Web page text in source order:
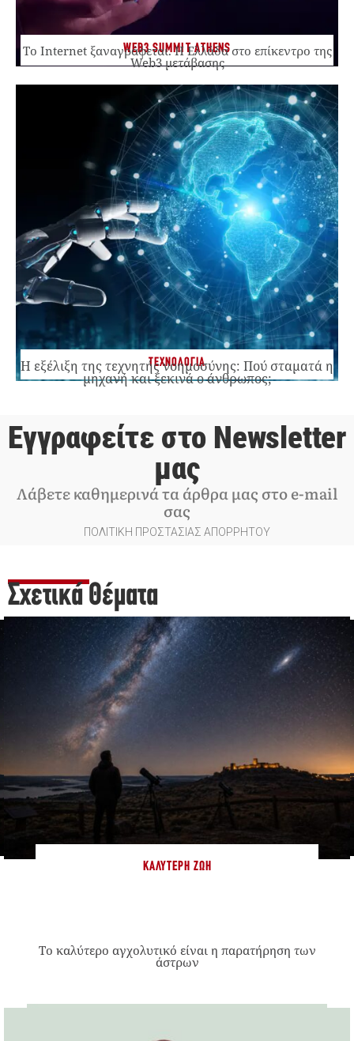
WEB3 SUMMIT ATHENS
Το Internet ξαναγράφεται. Η Ελλάδα στο επίκεντρο της
Web3 μετάβασης
ΤΕΧΝΟΛΟΓΙΑ
Η εξέλιξη της τεχνητής νοημοσύνης: Πού σταματά η
μηχανή και ξεκινά ο άνθρωπος;
Εγγραφείτε στο Newsletter
μας
Λάβετε καθημερινά τα άρθρα μας στο e-mail
σας
ΠΟΛΙΤΙΚΗ ΠΡΟΣΤΑΣΙΑΣ ΑΠΟΡΡΗΤΟΥ
Σχετικά Θέματα
ΚΑΛΎΤΕΡΗ ΖΩΉ
Το καλύτερο αγχολυτικό είναι η παρατήρηση των
άστρων